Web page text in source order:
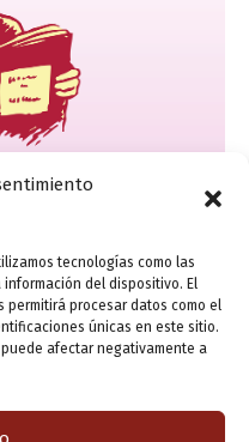
tecnologías como las
del dispositivo. El
procesar datos como el
únicas en este sitio.
afectar negativamente a
importancia y
no lo es tanto… Antes